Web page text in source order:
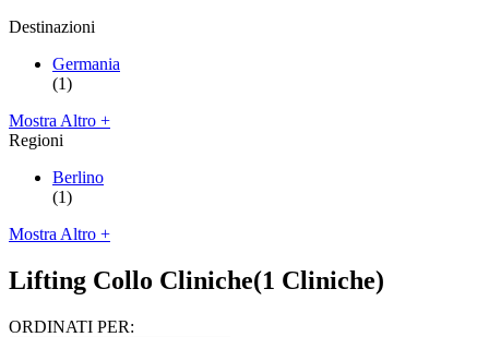
Destinazioni
Germania
(1)
Mostra Altro +
Regioni
Berlino
(1)
Mostra Altro +
Lifting Collo Cliniche(1 Cliniche)
ORDINATI PER: